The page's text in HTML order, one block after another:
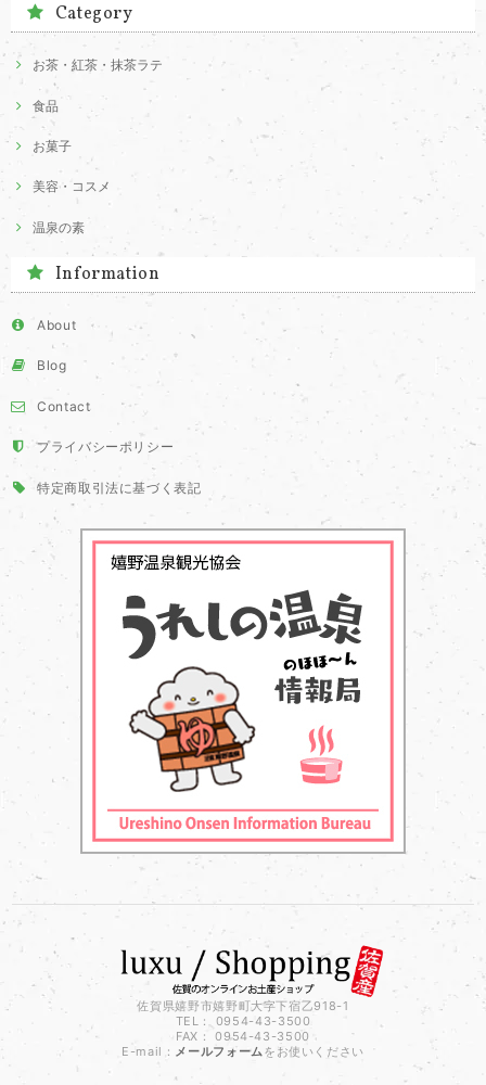
Category
お茶・紅茶・抹茶ラテ
食品
お菓子
美容・コスメ
温泉の素
Information
About
Blog
Contact
プライバシーポリシー
特定商取引法に基づく表記
佐賀県嬉野市嬉野町大字下宿乙918-1
TEL： 0954-43-3500
FAX： 0954-43-3500
E-mail： メールフォーム をお使いください